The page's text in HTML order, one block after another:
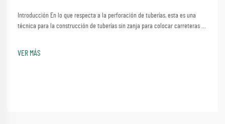
Introducción En lo que respecta a la perforación de tuberías, esta es una
técnica para la construcción de tuberías sin zanja para colocar carreteras o
método sencillo de emplear una máquina de perforación de tuberías...
VER MÁS